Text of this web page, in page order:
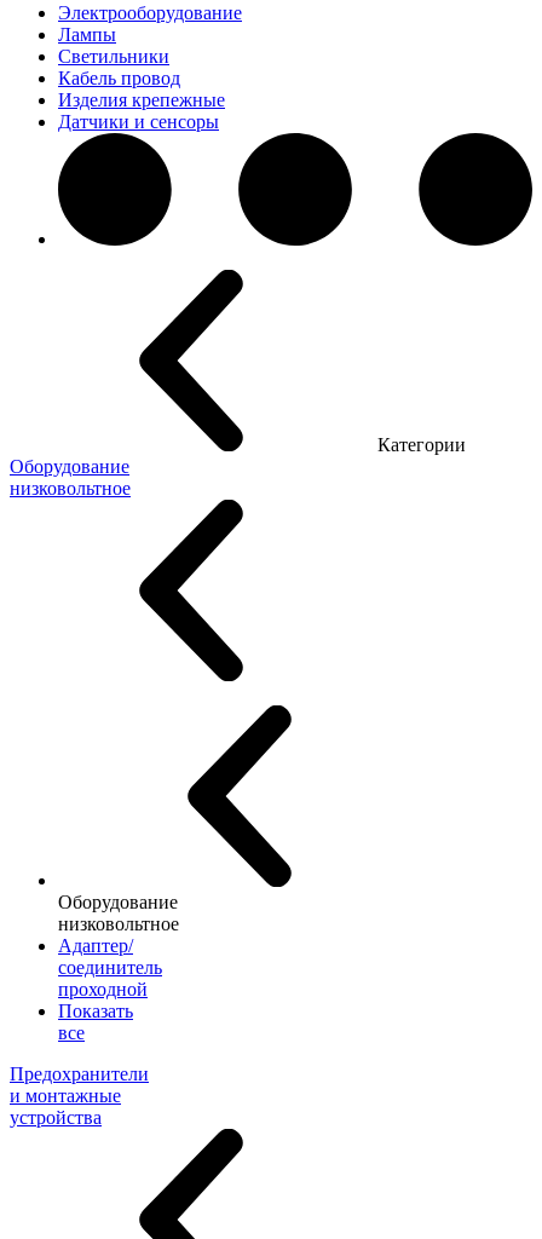
Электрооборудование
Лампы
Светильники
Кабель провод
Изделия крепежные
Датчики и сенсоры
Категории
Оборудование
низковольтное
Оборудование
низковольтное
Адаптер/
соединитель
проходной
Показать
все
Предохранители
и монтажные
устройства